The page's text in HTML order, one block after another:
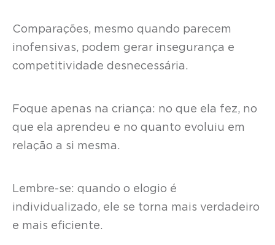
Comparações, mesmo quando parecem
inofensivas, podem gerar insegurança e
competitividade desnecessária.
Foque apenas na criança: no que ela fez, no
que ela aprendeu e no quanto evoluiu em
relação a si mesma.
Lembre-se: quando o elogio é
individualizado, ele se torna mais verdadeiro
e mais eficiente.